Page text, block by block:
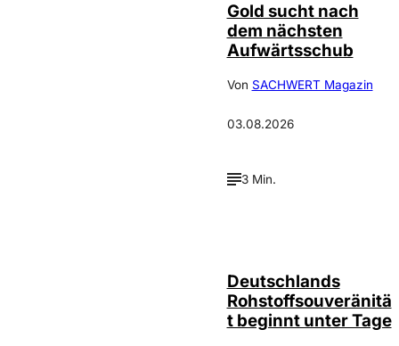
Gold sucht nach
dem nächsten
Aufwärtsschub
Von SACHWERT Magazin
03.08.2026
3 Min.
Deutschlands
Rohstoffsouveränitä
t beginnt unter Tage